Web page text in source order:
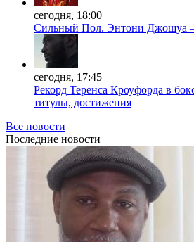
сегодня, 18:00
Сильный Пол. Энтони Джошуа
сегодня, 17:45
Рекорд Теренса Кроуфорда в
титулы, достижения
Все новости
Последние новости